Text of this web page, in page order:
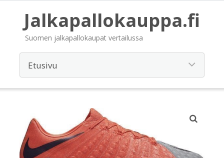
Jalkapallokauppa.fi
Suomen jalkapallokaupat vertailussa